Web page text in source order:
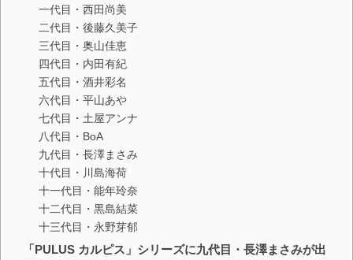
一代目・西田尚美
二代目・後藤久美子
三代目・奥山佳恵
四代目・内田有紀
五代目・酒井彩名
六代目・平山あや
七代目・土屋アンナ
八代目・BoA
九代目・長澤まさみ
十代目・川島海荷
十一代目・能年玲奈
十二代目・黒島結菜
十三代目・永野芽郁
「PULUS カルピス」シリーズに九代目・長澤まさみが出